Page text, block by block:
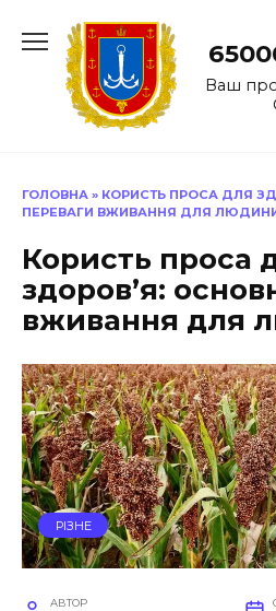
до
Ваш
ГОЛОВНА » КОРИСТЬ ПРОСА ДЛЯ
ПЕРЕВАГИ ВЖИВАННЯ ДЛЯ
Користь проса
здоров’я:
вживання для
РІЗНЕ
АВТОР